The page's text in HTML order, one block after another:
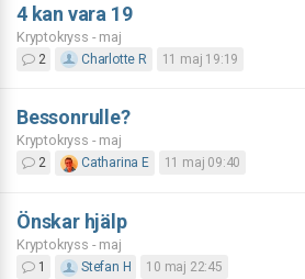
4 kan vara 19
Kryptokryss - maj
2 Charlotte R 11 maj 19:19
Bessonrulle?
Kryptokryss - maj
2 Catharina E 11 maj 09:40
Önskar hjälp
Kryptokryss - maj
1 Stefan H 10 maj 22:45